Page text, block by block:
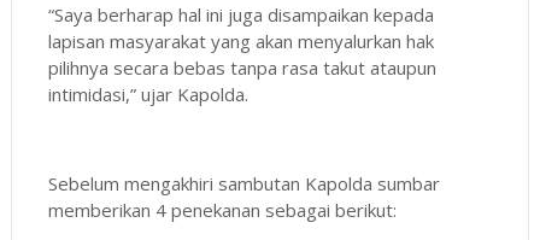
“Saya berharap hal ini juga disampaikan kepada
lapisan masyarakat yang akan menyalurkan hak
pilihnya secara bebas tanpa rasa takut ataupun
intimidasi,” ujar Kapolda.
Sebelum mengakhiri sambutan Kapolda sumbar
memberikan 4 penekanan sebagai berikut: